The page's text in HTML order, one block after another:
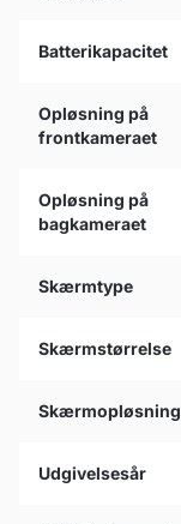
Batterikapacitet
Opløsning på
frontkameraet
Opløsning på
bagkameraet
Skærmtype
Skærmstørrelse
Skærmopløsning
Udgivelsesår